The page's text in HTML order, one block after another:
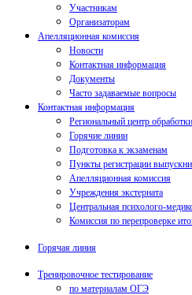
Участникам
Организаторам
Апелляционная комиссия
Новости
Контактная информация
Документы
Часто задаваемые вопросы
Контактная информация
Региональный центр
Горячие линии
Подготовка к экзаменам
Пункты регистрации
Апелляционная комиссия
Учреждения экстерната
Центральная психолого-
Комиссия по перепроверке
Горячая линия
Тренировочное тестирование
по материалам ОГЭ